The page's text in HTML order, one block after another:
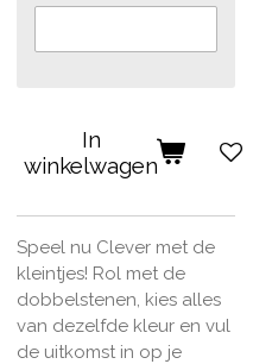
In
winkelwagen
Speel nu Clever met de
kleintjes! Rol met de
dobbelstenen, kies alles
van dezelfde kleur en vul
de uitkomst in op je